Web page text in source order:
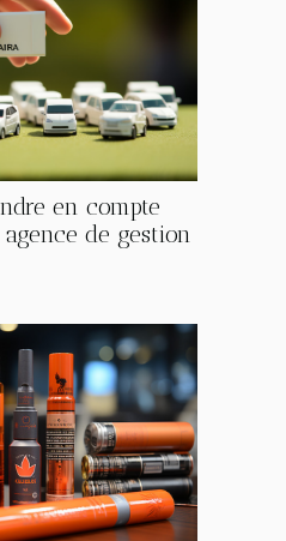
en compte
de gestion